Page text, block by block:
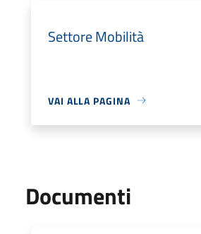
Settore Mobilità
VAI ALLA PAGINA
Documenti